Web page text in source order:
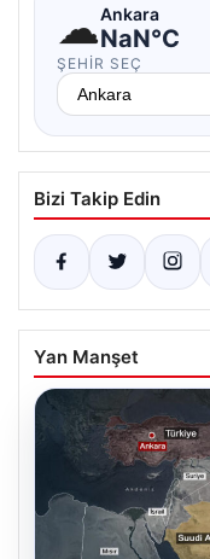
☁Ankara
NaN°C
ŞEHIR SEÇ
Bizi Takip Edin
Yan Manşet